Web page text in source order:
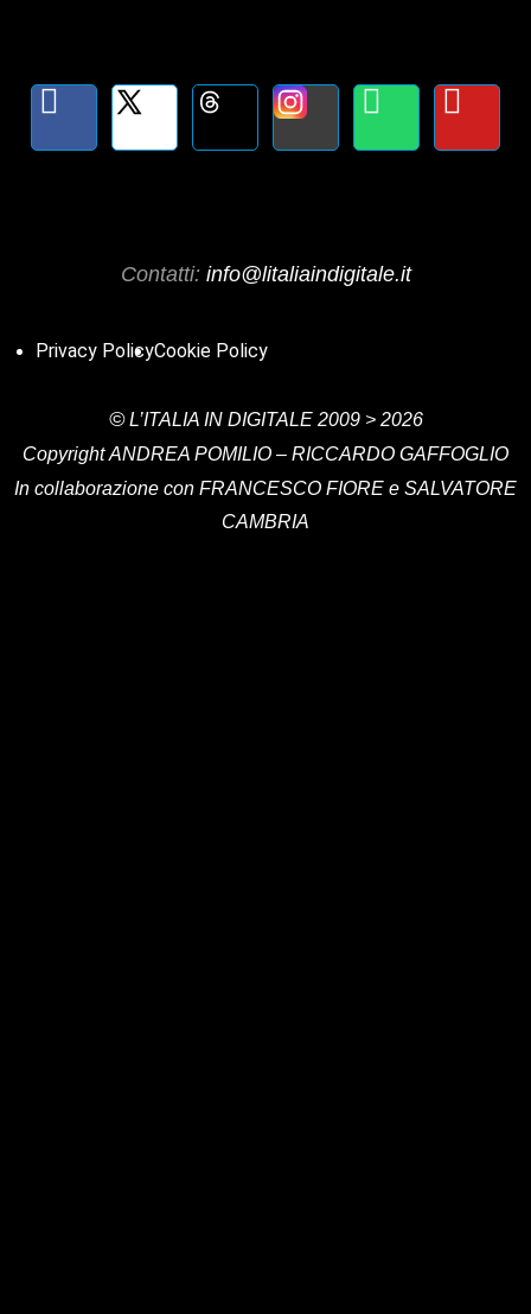
Contatti: info@litaliaindigitale.it
Privacy PolicyCookie Policy
© L’ITALIA IN DIGITALE2009 > 2026
CopyrightANDREA POMILIO – RICCARDO GAFFOGLIO
In collaborazione con FRANCESCO FIORE e SALVATORE
CAMBRIA